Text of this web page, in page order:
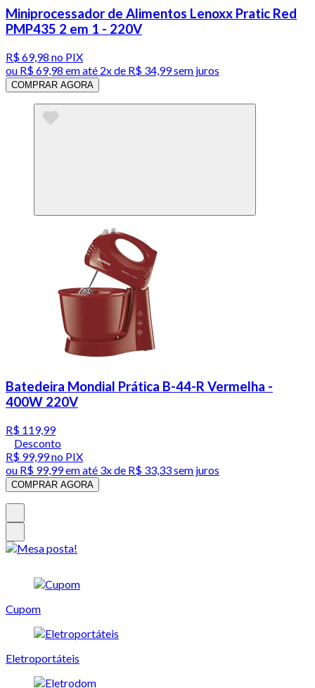
Miniprocessador de Alimentos Lenoxx Pratic Red
PMP435 2 em 1 - 220V
R$ 69,98 no PIX
ou R$ 69,98 em até 2x de R$ 34,99 sem juros
COMPRAR AGORA
Batedeira Mondial Prática B-44-R Vermelha -
400W 220V
R$ 119,99
Desconto
R$ 99,99no PIX
ou R$ 99,99em até 3x de R$ 33,33 sem juros
COMPRAR AGORA
Cupom
Eletroportáteis